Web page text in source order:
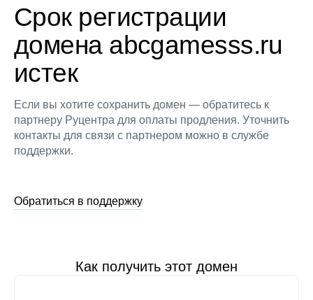
Срок регистрации
домена abcgamesss.ru
истек
Если вы хотите сохранить домен — обратитесь к
партнеру Руцентра для оплаты продления. Уточнить
контакты для связи с партнером можно в службе
поддержки.
Обратиться в поддержку
Как получить этот домен